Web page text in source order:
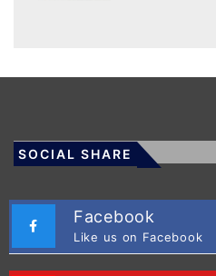
SOCIAL SHARE
Facebook
Like us on Facebook